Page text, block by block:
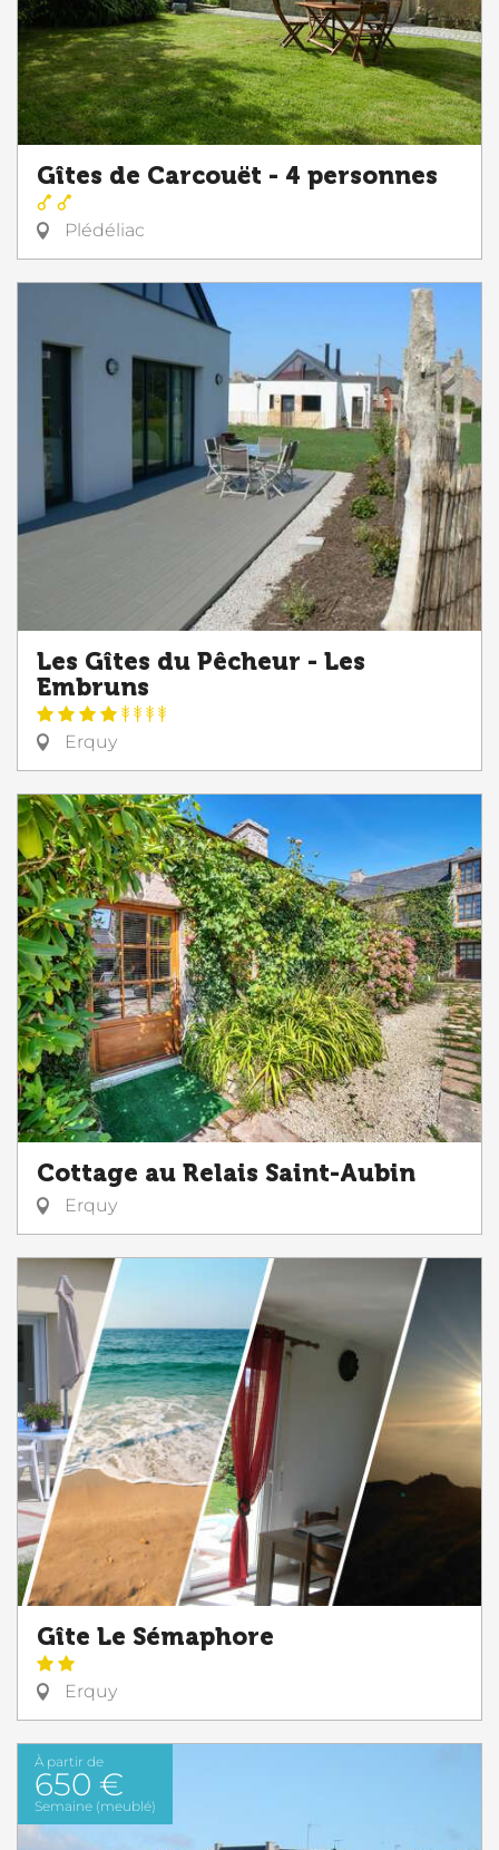
Gîtes de Carcouët - 4 personnes
Plédéliac
Les Gîtes du Pêcheur - Les
Embruns
Erquy
Cottage au Relais Saint-Aubin
Erquy
Gîte Le Sémaphore
Erquy
À partir de
650 €
Semaine (meublé)